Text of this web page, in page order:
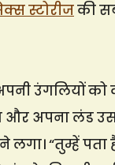
स्टोरीजकी
उंगलियों को
और अपना लंड
लगा। “तुम्हें पता